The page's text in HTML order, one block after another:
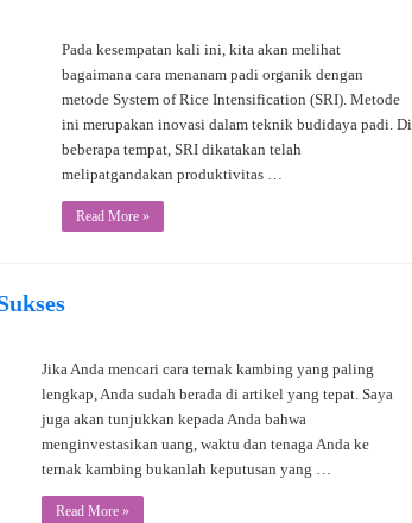
Pada kesempatan kali ini, kita akan melihat
bagaimana cara menanam padi organik dengan
metode System of Rice Intensification (SRI). Metode
ini merupakan inovasi dalam teknik budidaya padi. Di
beberapa tempat, SRI dikatakan telah
melipatgandakan produktivitas …
Read More »
Jika Anda mencari cara ternak kambing yang paling
lengkap, Anda sudah berada di artikel yang tepat. Saya
juga akan tunjukkan kepada Anda bahwa
menginvestasikan uang, waktu dan tenaga Anda ke
ternak kambing bukanlah keputusan yang …
Read More »